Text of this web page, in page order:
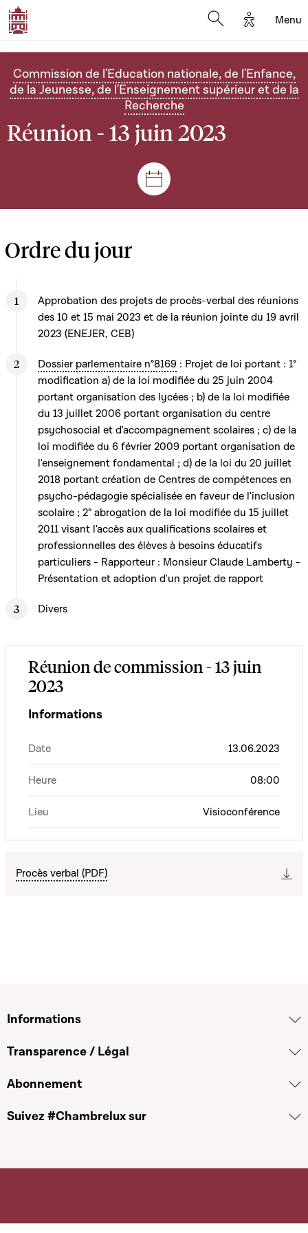
Options
Menu
Commission de l'Education nationale, de l'Enfance,
de la Jeunesse, de l'Enseignement supérieur et de la
Recherche
Réunion - 13 juin 2023
Séances et réunions
Ordre du jour
Approbation des projets de procès-verbal des réunions
des 10 et 15 mai 2023 et de la réunion jointe du 19 avril
2023 (ENEJER, CEB)
Dossier parlementaire n°8169 : Projet de loi portant : 1°
modification a) de la loi modifiée du 25 juin 2004
portant organisation des lycées ; b) de la loi modifiée
du 13 juillet 2006 portant organisation du centre
psychosocial et d'accompagnement scolaires ; c) de la
loi modifiée du 6 février 2009 portant organisation de
l'enseignement fondamental ; d) de la loi du 20 juillet
2018 portant création de Centres de compétences en
psycho-pédagogie spécialisée en faveur de l'inclusion
scolaire ; 2° abrogation de la loi modifiée du 15 juillet
2011 visant l'accès aux qualifications scolaires et
professionnelles des élèves à besoins éducatifs
particuliers - Rapporteur : Monsieur Claude Lamberty -
Présentation et adoption d'un projet de rapport
Divers
Réunion de commission - 13 juin
2023
Informations
Date 13.06.2023
Heure 08:00
Lieu Visioconférence
Procès verbal (PDF)
Informations
Transparence / Légal
Abonnement
Suivez #Chambrelux sur